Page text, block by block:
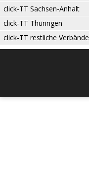
click-TT Sachsen-Anhalt
click-TT Thüringen
click-TT restliche Verbände